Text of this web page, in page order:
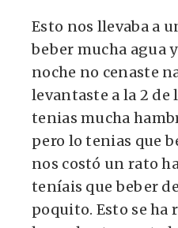
Esto nos llevaba a
beber mucha agua
noche no cenaste
levantaste a la 2 de
tenias mucha
pero lo tenias que
nos costó un rato
teníais que beber
poquito. Esto se ha